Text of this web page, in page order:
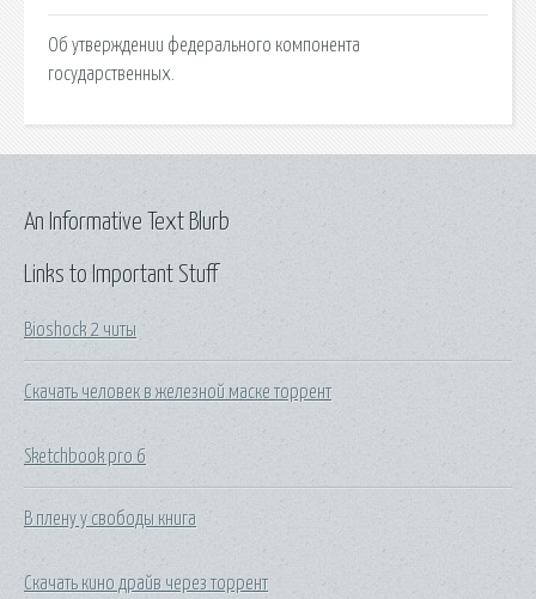
Об утверждении федерального компонента
государственных.
Links to Important Stuff
Bioshock 2 читы
Скачать человек в железной маске торрент
Sketchbook pro 6
В плену у свободы книга
Скачать кино драйв через торрент
An Informative Text Blurb